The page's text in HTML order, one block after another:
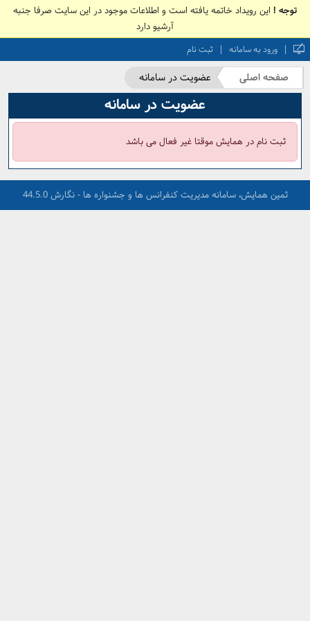
توجه ! این رویداد خاتمه یافته است و اطلاعات موجود در این سایت صرفا جنبه
آرشیو دارد
| ورود به سامانه | ثبت نام
صفحه اصلی عضویت در سامانه
عضویت در سامانه
ثبت نام در همایش موقتا غیر فعال می باشد
ثمین همایش، سامانه مدیریت کنفرانس ها و جشنواره ها - نگارش 44.5.0